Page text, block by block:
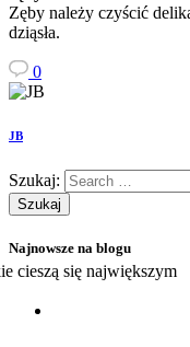
Zęby należy czyścić
dziąsła.
0
JB
Szukaj:
Najnowsze na blogu